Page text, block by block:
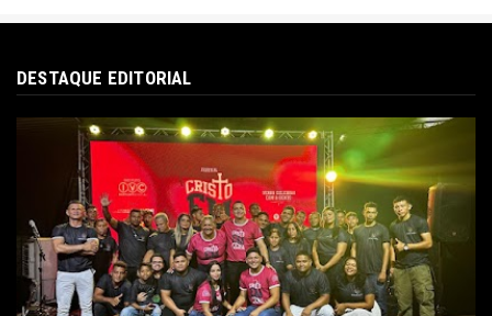
DESTAQUE EDITORIAL